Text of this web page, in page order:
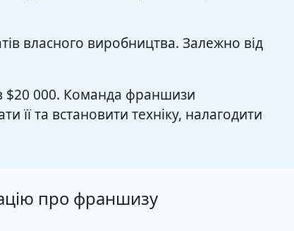
власного виробництва. Залежно від
в $20 000. Команда франшизи
та встановити техніку, налагодити
про франшизу